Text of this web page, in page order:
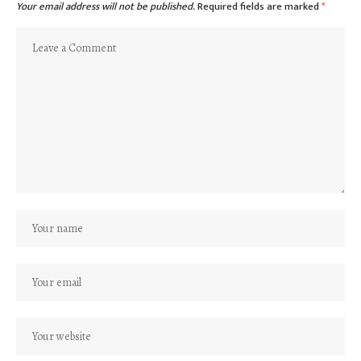
Your email address will not be published.Required fields are marked*